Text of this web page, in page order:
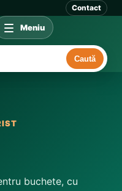
Contact
Caută
Meniu
buchete, cu